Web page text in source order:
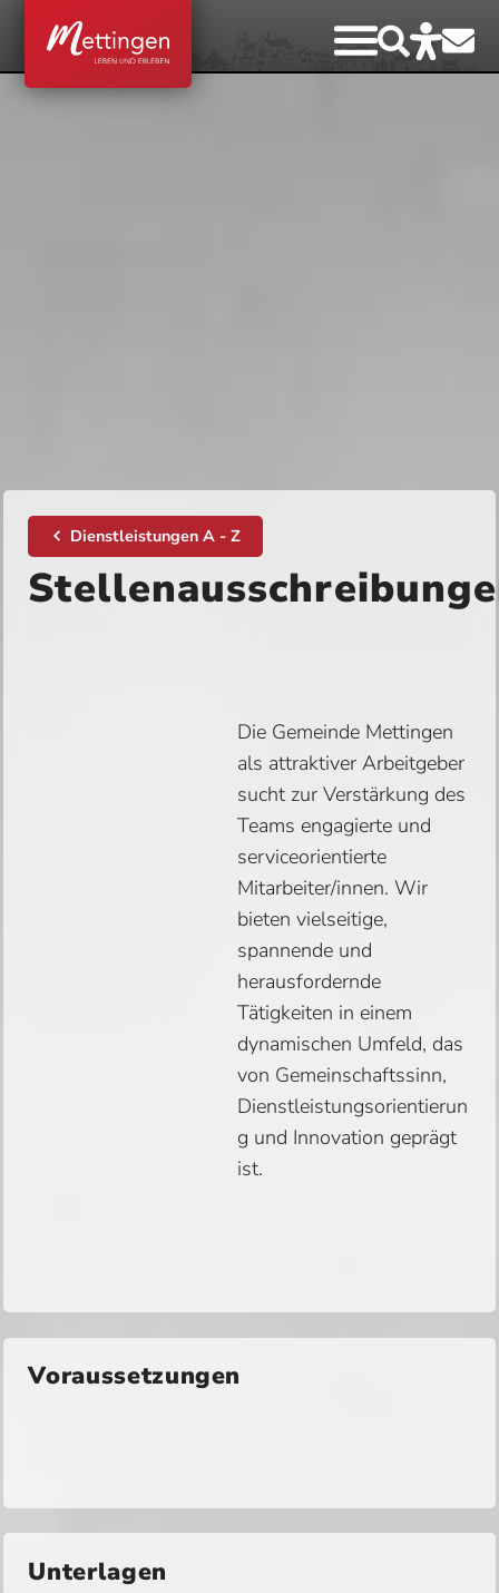
Dienstleistungen A - Z
Die Gemeinde Mettingen
als attraktiver Arbeitgeber
sucht zur Verstärkung des
Teams engagierte und
serviceorientierte
Mitarbeiter/innen. Wir
bieten vielseitige,
spannende und
herausfordernde
Tätigkeiten in einem
dynamischen Umfeld, das
von Gemeinschaftssinn,
Dienstleistungsorientierun
g und Innovation geprägt
ist.
Voraussetzungen
Unterlagen